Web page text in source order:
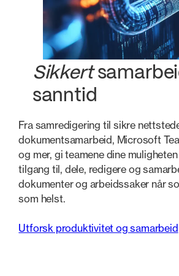
Sikkert
sanntid
Fra samredigering til sikre
dokumentsamarbeid, Microsoft
og mer, gi teamene dine
tilgang til, dele, redigere og
dokumenter og arbeidssaker når
som helst.
Utforsk produktivitet og samarbeid